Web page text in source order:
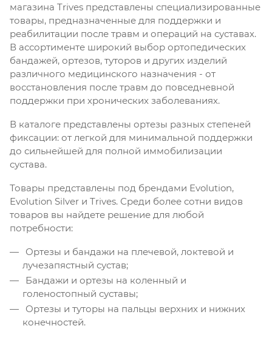
магазина Trives представлены специализированные
товары, предназначенные для поддержки и
реабилитации после травм и операций на суставах.
В ассортименте широкий выбор ортопедических
бандажей, ортезов, туторов и других изделий
различного медицинского назначения - от
восстановления после травм до повседневной
поддержки при хронических заболеваниях.
В каталоге представлены ортезы разных степеней
фиксации: от легкой для минимальной поддержки
до сильнейшей для полной иммобилизации
сустава.
Товары представлены под брендами Evolution,
Evolution Silver и Trives. Среди более сотни видов
товаров вы найдете решение для любой
потребности:
Ортезы и бандажи на плечевой, локтевой и
лучезапястный сустав;
Бандажи и ортезы на коленный и
голеностопный суставы;
Ортезы и туторы на пальцы верхних и нижних
конечностей.